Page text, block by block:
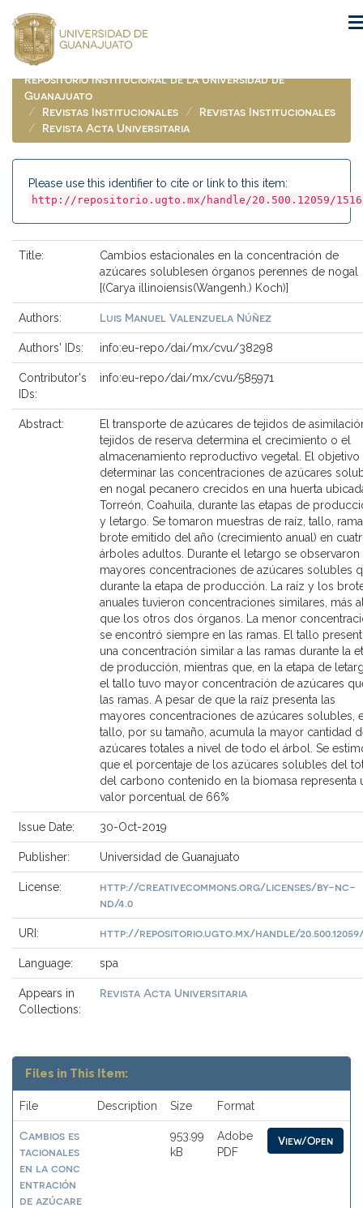
navigation
Repositorio Institucional de la Universidad de
Guanajuato
Revistas Institucionales
Revistas Institucionales
Revista Acta Universitaria
Please use this identifier to cite or link to this item:
http://repositorio.ugto.mx/handle/20.500.12059/1516
Title:
Cambios estacionales en la concentración de
azúcares solublesen órganos perennes de nogal
[(Carya illinoiensis(Wangenh.) Koch)]
Authors: Luis Manuel Valenzuela Núñez
Authors' IDs: info:eu-repo/dai/mx/cvu/38298
Contributor's
IDs:
info:eu-repo/dai/mx/cvu/585971
Abstract:
El transporte de azúcares de tejidos de
tejidos de reserva determina el crecimiento o el
almacenamiento reproductivo vegetal. El objetivo
determinar las concentraciones de azúcares
en nogal pecanero crecidos en una huerta
Torreón, Coahuila, durante las etapas de
y letargo. Se tomaron muestras de raíz, tallo,
brote emitido del año (crecimiento anual) en
árboles adultos. Durante el letargo se observaron
mayores concentraciones de azúcares solubles
durante la etapa de producción. La raíz y los
anuales tuvieron concentraciones similares, más
que los otros dos órganos. La menor
se encontró siempre en las ramas. El tallo
una concentración similar a las ramas durante la
de producción, mientras que, en la etapa de
el tallo tuvo mayor concentración de azúcares
las ramas. A pesar de que la raíz presenta las
mayores concentraciones de azúcares solubles,
tallo, por su tamaño, acumula la mayor cantidad
azúcares totales a nivel de todo el árbol. Se
que el porcentaje de los azúcares solubles del
del carbono contenido en la biomasa representa
valor porcentual de 66%
Issue Date: 30-Oct-2019
Publisher: Universidad de Guanajuato
License:
http://creativecommons.org/licenses/by-nc-
nd/4.0
URI: http://repositorio.ugto.mx/handle/20.500.12059/
Language: spa
Appears in
Collections:
Revista Acta Universitaria
Files in This Item:
File Description Size Format
Cambios es
tacionales
en la conc
entración
de azúcare
953.99
kB
Adobe
PDF
View/Open